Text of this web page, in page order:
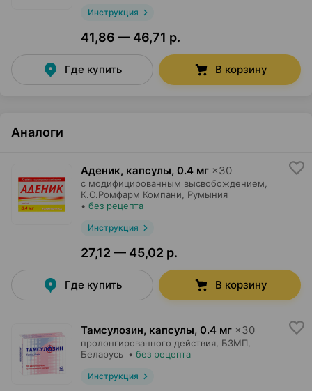
Инструкция
41,86 — 46,71 р.
Где купить В корзину
Аналоги
Аденик, капсулы, 0.4 мг ×30
с модифицированным высвобождением,
К.О.Ромфарм Компани , Румыния
• без рецепта
Инструкция
27,12 — 45,02 р.
Где купить В корзину
Тамсулозин, капсулы, 0.4 мг ×30
пролонгированного действия, БЗМП
Беларусь • без рецепта
Инструкция